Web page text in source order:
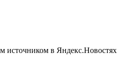
источником в Яндекс.Новостях